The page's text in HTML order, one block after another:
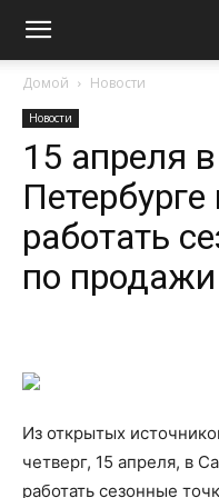
Домой Новости
Новости
15 апреля
Петербурге
работать
по
Из открытых
четверг, 15 апреля, в
работать сезонные